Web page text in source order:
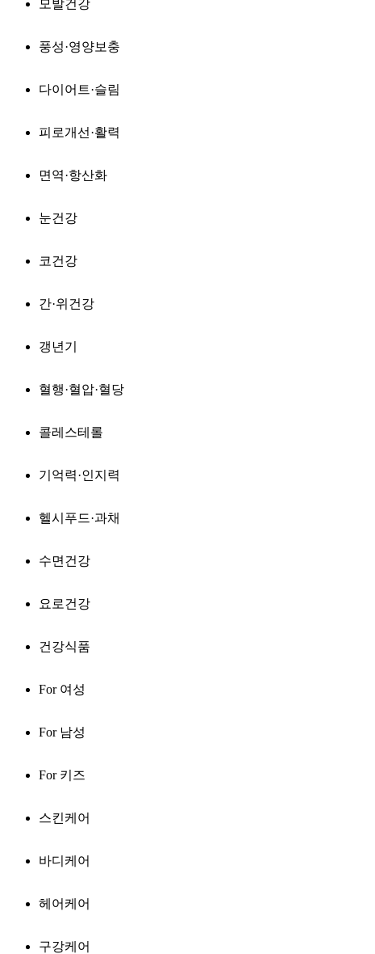
모발건강
풍성·영양보충
다이어트·슬림
피로개선·활력
면역·항산화
눈건강
코건강
간·위건강
갱년기
혈행·혈압·혈당
콜레스테롤
기억력·인지력
헬시푸드·과채
수면건강
요로건강
건강식품
For 여성
For 남성
For 키즈
스킨케어
바디케어
헤어케어
구강케어